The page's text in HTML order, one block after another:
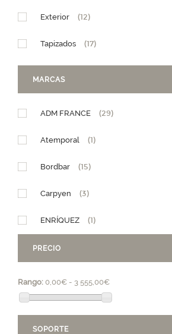
Exterior (12)
Tapizados (17)
MARCAS
ADM FRANCE (29)
Atemporal (1)
Bordbar (15)
Carpyen (3)
ENRÍQUEZ (1)
Fast
Foscarini (1)
Inkiostro Bianco
PRECIO
Rango: 0,00€ - 3 555,00€
SOPORTE